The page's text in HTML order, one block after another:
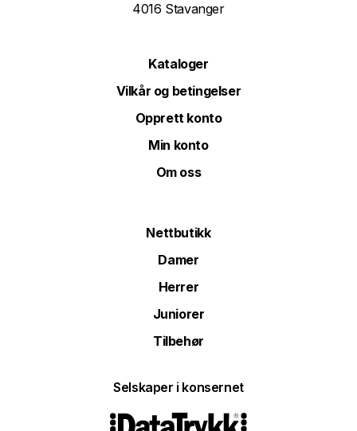
4016 Stavanger
Kataloger
Vilkår og betingelser
Opprett konto
Min konto
Om oss
Nettbutikk
Damer
Herrer
Juniorer
Tilbehør
Selskaper i konsernet